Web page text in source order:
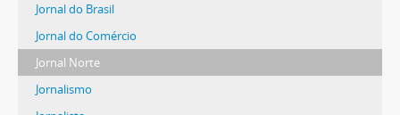
Jornal do Brasil
Jornal do Comércio
Jornal Norte
Jornalismo